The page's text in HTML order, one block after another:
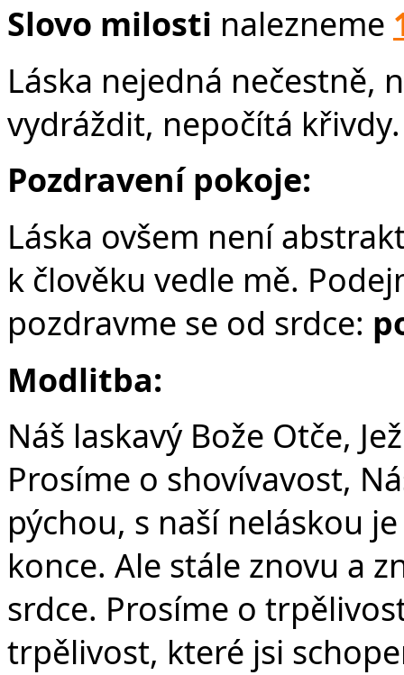
Slovo milosti nalezneme
Láska nejedná nečestně,
vydráždit, nepočítá křivdy.
Pozdravení pokoje:
Láska ovšem není
k člověku vedle mě.
pozdravme se od srdce:
Modlitba:
Náš laskavý Bože Otče,
Prosíme o shovívavost,
pýchou, s naší neláskou
konce. Ale stále znovu a
srdce. Prosíme o
trpělivost, které jsi